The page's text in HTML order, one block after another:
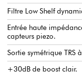
Filtre Low Shelf
Entrée haute
capteurs piezo.
Sortie symétrique TRS
+30dB de boost clair.